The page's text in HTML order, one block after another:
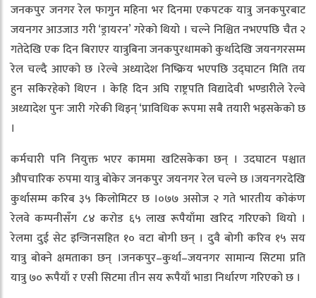
जनकपुर जनगर रेल फागुन महिना भर दिनमा एकपटक यात्रु जनकपुरबाट
जयनगर आउजाउ गरी ‘ड्रायरन’ गरेको थियो । चल्ने निश्चित नभएपछि चैत २
गतेदेखि एक दिन बिराएर यात्रुबिना जनकपुरधामको कुर्थादेखि जयनगरसम्म
रेल चल्दै आएको छ ।रेल्वे अध्यादेश निष्क्रिय भएपछि उद्घाटन मिति तय
हुन सकिरहेको थिएन । केहि दिन अघि राष्ट्रपति विद्यादेवी भण्डारीले रेल्वे
अध्यादेश पुनः जारी गरेकी थिइन् ‘प्राविधिक रूपमा सबै तयारी भइसकेको छ
।
कर्मचारी पनि नियुक्त भएर काममा खटिसकेका छन् । उदघाटन पश्चात
औपचारिक रुपमा यात्रु बोकेर जनकपुर जयनगर रेल चल्ने छ ।जयनगरदेखि
कुर्थासम्म करिब ३५ किलोमिटर छ ।०७७ असोज २ गते भारतीय कोकंण
रेलवे कम्पनीसँग ८४ करोड ६५ लाख रूपैयाँमा खरिद गरिएको थियो ।
रेलमा दुई सेट इन्जिनसहित १० वटा बोगी छन् । दुवै बोगी करिव १५ सय
यात्रु बोक्ने क्षमताका छन् ।जनकपुर–कुर्था–जयनगर सामान्य सिटमा प्रति
यात्रु ७० रूपैयाँ र एसी सिटमा तीन सय रूपैयाँ भाडा निर्धारण गरिएको छ ।